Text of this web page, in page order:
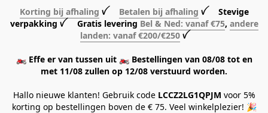
Korting bij afhaling ꪜ Betalen bij afhaling ꪜ Stevige
verpakking ꪜ Gratis levering Bel & Ned: vanaf €75, andere
landen: vanaf €200/€250 ꪜ
🏍️ Effe er van tussen uit 🏍️ Bestellingen van 08/08 tot en
met 11/08 zullen op 12/08 verstuurd worden.
Hallo nieuwe klanten! Gebruik code LCCZ2LG1QPJM voor 5%
korting op bestellingen boven de € 75. Veel winkelplezier! 🎉